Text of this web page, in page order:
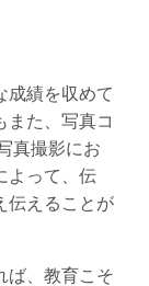
成績を収めて
また、写真コ
真撮影にお
よって、伝
伝えることが
ば、教育こそ